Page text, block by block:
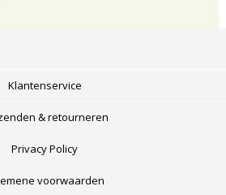
Klantenservice
& retourneren
Privacy Policy
voorwaarden